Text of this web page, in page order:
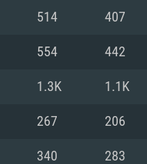
: DirectX 11 이상
로드밴드 인터넷
간: 62.2 GB (전
: Vulkan 을 지원
능을 가지며 최
RX 570 (6개
514 407
554 442
1.3K 1.1K
267 206
340 283